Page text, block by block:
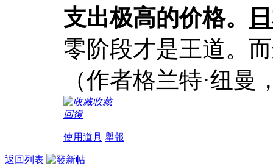
支出极高的价格。
零阶段才是王道。
（作者格兰特·纽曼
收藏
回復
使用道具 舉報
返回列表